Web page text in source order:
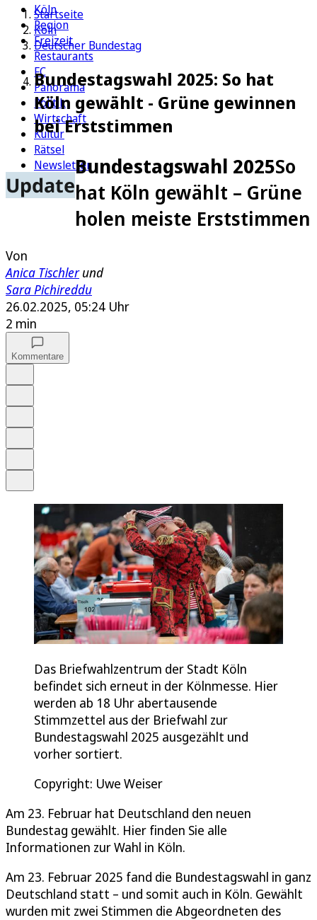
Köln
Region
Freizeit
Restaurants
FC
Panorama
Politik
Wirtschaft
Kultur
Rätsel
Newsletter
E-Paper
Startseite
Köln
Deutscher Bundestag
Bundestagswahl 2025: So hat
Köln gewählt - Grüne gewinnen
bei Erststimmen
Update
Bundestagswahl 2025So
hat Köln gewählt – Grüne
holen meiste Erststimmen
Von
Anica Tischlerund
Sara Pichireddu
26.02.2025, 05:24 Uhr
2 min
Kommentare
Das Briefwahlzentrum der Stadt Köln
befindet sich erneut in der Kölnmesse. Hier
werden ab 18 Uhr abertausende
Stimmzettel aus der Briefwahl zur
Bundestagswahl 2025 ausgezählt und
vorher sortiert.
Copyright: Uwe Weiser
Am 23. Februar hat Deutschland den neuen
Bundestag gewählt. Hier finden Sie alle
Informationen zur Wahl in Köln.
Am 23. Februar 2025 fand die Bundestagswahl in ganz
Deutschland statt – und somit auch in Köln. Gewählt
wurden mit zwei Stimmen die Abgeordneten des